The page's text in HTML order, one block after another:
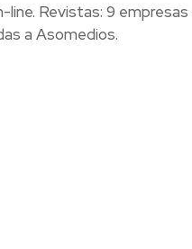
Revistas: 9
a Asomedios.